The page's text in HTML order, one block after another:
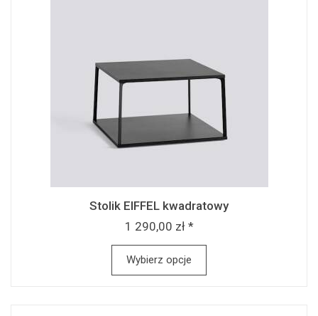
Stolik EIFFEL kwadratowy
1 290,00 zł *
Wybierz opcje